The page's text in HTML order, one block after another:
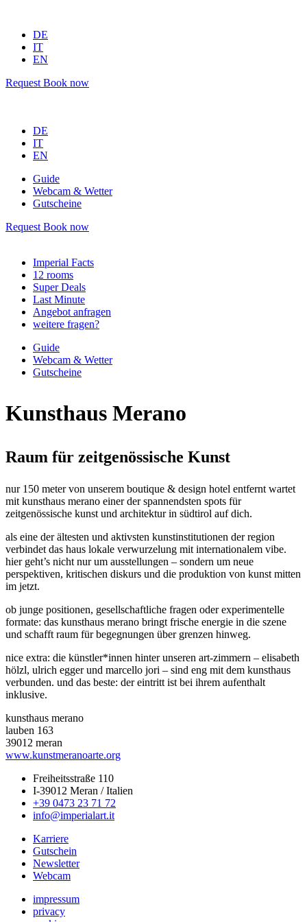
DE
IT
EN
Request Book now
DE
IT
EN
Guide
Webcam & Wetter
Gutscheine
Request Book now
Imperial Facts
12 rooms
Super Deals
Last Minute
Angebot anfragen
weitere fragen?
Guide
Webcam & Wetter
Gutscheine
Kunsthaus Merano
Raum für zeitgenössische Kunst
nur 150 meter von unserem boutique & design hotel entfernt wartet
mit kunsthaus merano einer der spannendsten spots für
zeitgenössische kunst und architektur in südtirol auf dich.
als eine der ältesten und aktivsten kunstinstitutionen der region
verbindet das haus lokale verwurzelung mit internationalem vibe.
hier geht’s nicht nur um ausstellungen – sondern um neue
perspektiven, kritischen diskurs und die produktion von kunst mitten
im jetzt.
ob junge positionen, gesellschaftliche fragen oder experimentelle
formate: das kunsthaus merano bringt frische energie in die szene
und schafft raum für begegnungen über grenzen hinweg.
nice extra: die künstler*innen hinter unseren art-zimmern – elisabeth
hölzl, ulrich egger und marcello jori – sind eng mit dem kunsthaus
verbunden. und das beste: der eintritt ist bei ihrem aufenthalt
inklusive.
kunsthaus merano
lauben 163
39012 meran
www.kunstmeranoarte.org
Freiheitsstraße 110
I-39012 Meran / Italien
+39 0473 23 71 72
info@imperialart.it
Karriere
Gutschein
Newsletter
Webcam
impressum
privacy